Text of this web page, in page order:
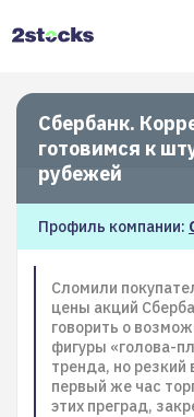
Сбербанк.
готовимся к
рубежей
Профиль компании:
Сломили
цены акций
говорить о
фигуры «голова-
тренда, но резкий
первый же час
этих преград,